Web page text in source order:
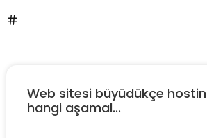
Web sitesi büyüdükçe
hangi aşamal...